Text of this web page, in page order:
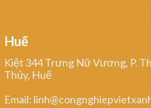
Huế
Kiệt 344 Trưng Nữ Vương, P.
Thủy, Huế
Email: